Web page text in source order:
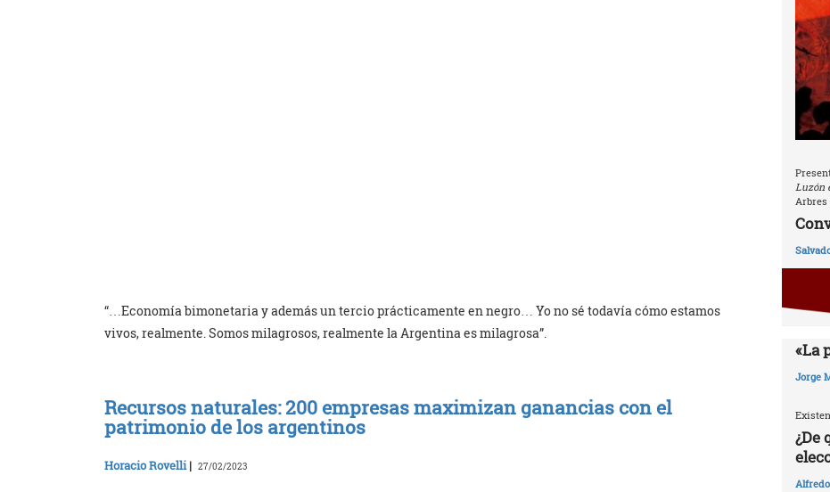
“…Economía bimonetaria y además un tercio prácticamente en negro… Yo no sé todavía cómo estamos
vivos, realmente. Somos milagrosos, realmente la Argentina es milagrosa”.
Recursos naturales: 200 empresas maximizan ganancias con el
patrimonio de los argentinos
Horacio Rovelli| 27/02/2023
Luzón
Arbres
«La
Jorge
¿De